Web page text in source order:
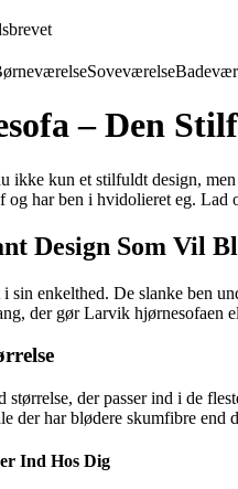
Soveværelse
– Den
ikke kun et stilfuldt design,
har ben i hvidolieret eg. Lad
Design Som Vil
sin enkelthed. De slanke ben
der gør Larvik hjørnesofaen
størrelse, der passer ind i de
der har blødere skumfibre
Ind Hos Dig